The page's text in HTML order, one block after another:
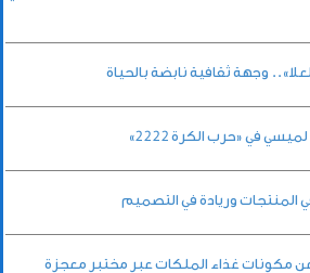
وجهة ثقافية نابضة بالحياة
في «حرب الكرة 2222»
المنتجات وريادة في التصميم
مكونات غذاء الملكات عبر مختبر معجزة